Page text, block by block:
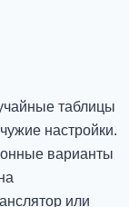
таблицы
настройки.
варианты
или